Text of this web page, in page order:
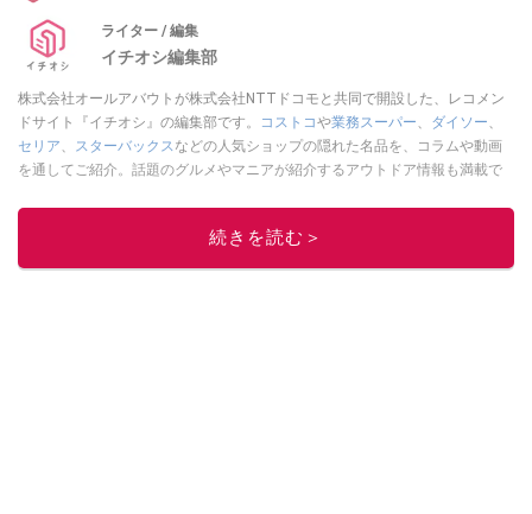
ライター / 編集
イチオシ編集部
株式会社オールアバウトが株式会社NTTドコモと共同で開設した、レコメン
ドサイト『イチオシ』の編集部です。
コストコや業務スーパー、 ダイソー、
セリア、 スターバックスなどの人気ショップの隠れた名品を、コラムや動画
を通してご紹介。話題のグルメやマニアが紹介するアウトドア情報も満載で
レビューしています。毎日トレンド情報をお届けしているので、ぜひ
してください！続きを読む＞